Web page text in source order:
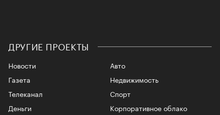
ДРУГИЕ ПРОЕКТЫ
Новости
Газета
Телеканал
Авто
Недвижимость
Спорт
Корпоративное облако
Деньги